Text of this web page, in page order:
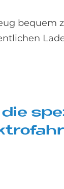
bequem
die